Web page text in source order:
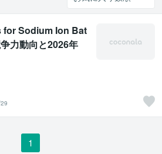
Sodium Ion Bat
力動向と2026年
1